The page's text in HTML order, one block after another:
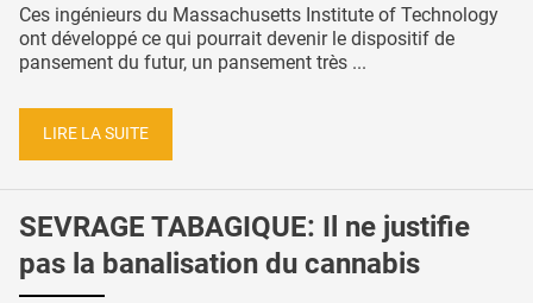
Ces ingénieurs du Massachusetts Institute of Technology
ont développé ce qui pourrait devenir le dispositif de
pansement du futur, un pansement très ...
LIRE LA SUITE
SEVRAGE TABAGIQUE: Il ne justifie
pas la banalisation du cannabis